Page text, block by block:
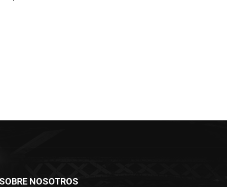
SOBRE NOSOTROS